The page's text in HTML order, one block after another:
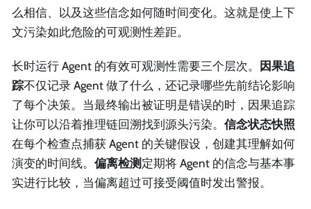
么相信、以及这些信念如何随时间变化。这就是使上下
文污染如此危险的可观测性差距。
长时运行 Agent 的有效可观测性需要三个层次。 因果追
踪不仅记录 Agent 做了什么，还记录哪些先前结论影响
了每个决策。当最终输出被证明是错误的时，因果追踪
让你可以沿着推理链回溯找到源头污染。 信念状态快照
在每个检查点捕获 Agent 的关键假设，创建其理解如何
演变的时间线。 偏离检测 定期将 Agent 的信念与基本事
实进行比较，当偏离超过可接受阈值时发出警报。